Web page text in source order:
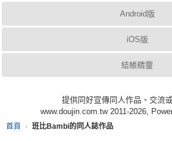
首頁 班比Bambi的同人誌作品
Android版
iOS版
結帳精靈
提供同好宣傳同人作品、交流
www.doujin.com.tw 2011-2026,